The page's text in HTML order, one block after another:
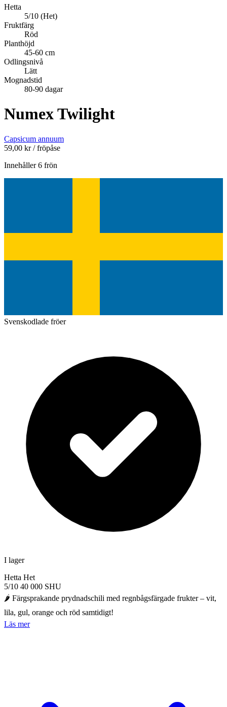
Hetta
5/10 (Het)
Fruktfärg
Röd
Planthöjd
45-60 cm
Odlingsnivå
Lätt
Mognadstid
80-90 dagar
Numex Twilight
Capsicum annuum
59,00 kr / fröpåse
Innehåller 6 frön
Svenskodlade fröer
I lager
Hetta Het
5/10 40 000 SHU
🌶️ Färgsprakande prydnadschili med regnbågsfärgade frukter – vit,
lila, gul, orange och röd samtidigt!
Läs mer